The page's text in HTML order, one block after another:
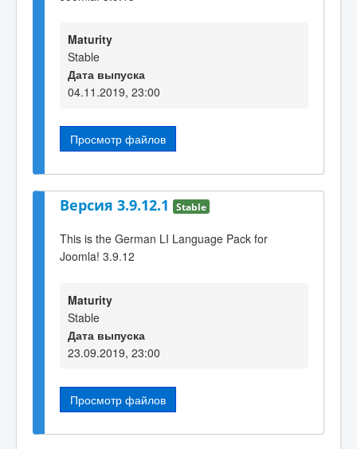
Maturity
Stable
Дата выпуска
04.11.2019, 23:00
Просмотр файлов
Версия 3.9.12.1 Stable
This is the German LI Language Pack for
Joomla! 3.9.12
Maturity
Stable
Дата выпуска
23.09.2019, 23:00
Просмотр файлов